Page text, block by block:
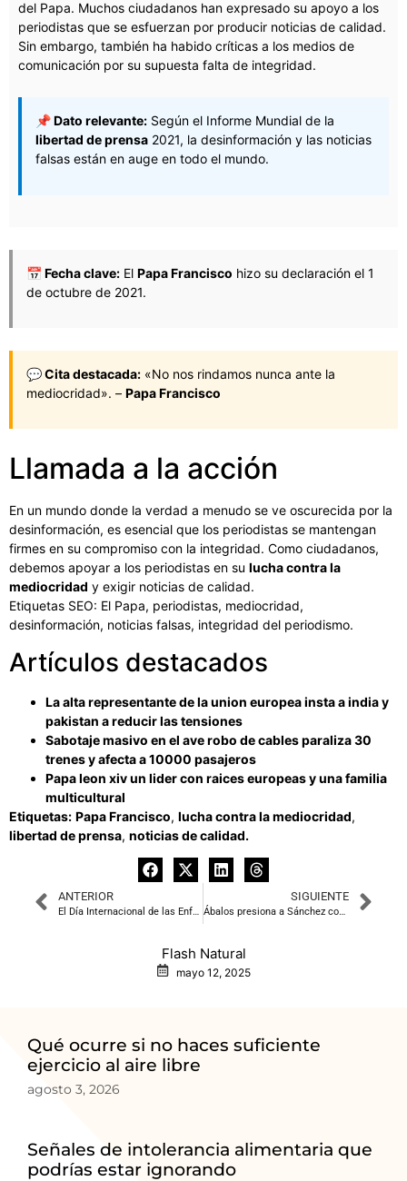
del Papa. Muchos ciudadanos han expresado su apoyo a los
periodistas que se esfuerzan por producir noticias de calidad.
Sin embargo, también ha habido críticas a los medios de
comunicación por su supuesta falta de integridad.
📌 Dato relevante: Según el Informe Mundial de la
libertad de prensa 2021, la desinformación y las noticias
falsas están en auge en todo el mundo.
📅 Fecha clave: El Papa Francisco hizo su declaración el 1
de octubre de 2021.
💬 Cita destacada: «No nos rindamos nunca ante la
mediocridad». – Papa Francisco
Llamada a la acción
En un mundo donde la verdad a menudo se ve oscurecida por la
desinformación, es esencial que los periodistas se mantengan
firmes en su compromiso con la integridad. Como ciudadanos,
debemos apoyar a los periodistas en su lucha contra la
mediocridad y exigir noticias de calidad.
Etiquetas SEO: El Papa, periodistas, mediocridad,
desinformación, noticias falsas, integridad del periodismo.
Artículos destacados
La alta representante de la union europea insta a india y
pakistan a reducir las tensiones
Sabotaje masivo en el ave robo de cables paraliza 30
trenes y afecta a 10000 pasajeros
Papa leon xiv un lider con raices europeas y una familia
multicultural
Etiquetas: Papa Francisco, lucha contra la mediocridad,
libertad de prensa, noticias de calidad.
ANTERIOR
El Día Internacional de las Enfermeras: Un Reconocimiento a la Labor Invaluable
SIGUIENTE
Ábalos presiona a Sánchez con sus mensajes para protegerlo de la UCO y la Fiscalía
Flash Natural
mayo 12, 2025
Qué ocurre si no haces suficiente
ejercicio al aire libre
agosto 3, 2026
Señales de intolerancia alimentaria que
podrías estar ignorando